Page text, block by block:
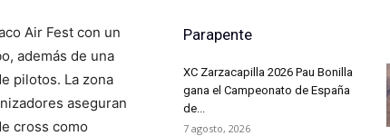
Air Fest con un
además de una
pilotos. La zona
aseguran
cross como
Parapente
XC Zarzacapilla 2026 Pau Bonilla
gana el Campeonato de España
de...
7 agosto, 2026